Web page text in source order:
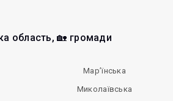
область, 🏡 громади
Мар’їнська
Миколаївська